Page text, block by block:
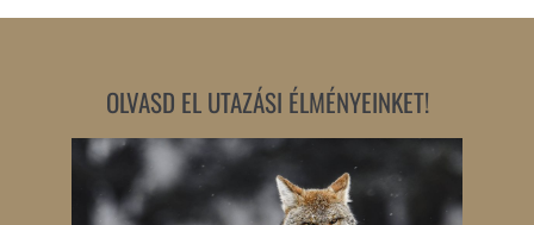
OLVASD EL UTAZÁSI ÉLMÉNYEINKET!